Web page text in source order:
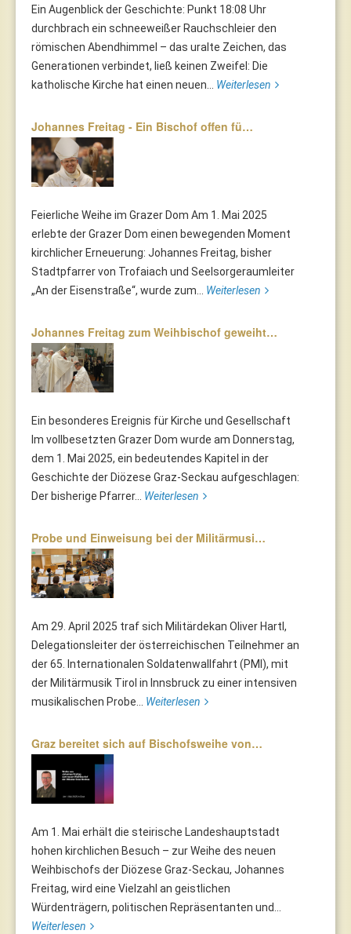
Ein Augenblick der Geschichte: Punkt 18:08 Uhr
durchbrach ein schneeweißer Rauchschleier den
römischen Abendhimmel – das uralte Zeichen, das
Generationen verbindet, ließ keinen Zweifel: Die
katholische Kirche hat einen neuen... Weiterlesen
Johannes Freitag - Ein Bischof offen fü…
Feierliche Weihe im Grazer Dom Am 1. Mai 2025
erlebte der Grazer Dom einen bewegenden Moment
kirchlicher Erneuerung: Johannes Freitag, bisher
Stadtpfarrer von Trofaiach und Seelsorgeraumleiter
„An der Eisenstraße“, wurde zum... Weiterlesen
Johannes Freitag zum Weihbischof geweiht…
Ein besonderes Ereignis für Kirche und Gesellschaft
Im vollbesetzten Grazer Dom wurde am Donnerstag,
dem 1. Mai 2025, ein bedeutendes Kapitel in der
Geschichte der Diözese Graz-Seckau aufgeschlagen:
Der bisherige Pfarrer... Weiterlesen
Probe und Einweisung bei der Militärmusi…
Am 29. April 2025 traf sich Militärdekan Oliver Hartl,
Delegationsleiter der österreichischen Teilnehmer an
der 65. Internationalen Soldatenwallfahrt (PMI), mit
der Militärmusik Tirol in Innsbruck zu einer intensiven
musikalischen Probe... Weiterlesen
Graz bereitet sich auf Bischofsweihe von…
Am 1. Mai erhält die steirische Landeshauptstadt
hohen kirchlichen Besuch – zur Weihe des neuen
Weihbischofs der Diözese Graz-Seckau, Johannes
Freitag, wird eine Vielzahl an geistlichen
Würdenträgern, politischen Repräsentanten und...
Weiterlesen